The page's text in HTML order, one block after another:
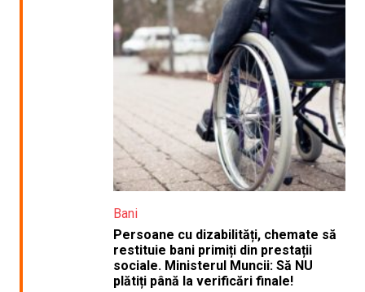
Bani
Persoane cu dizabilități, chemate să
restituie bani primiți din prestații
sociale. Ministerul Muncii: Să NU
plătiți până la verificări finale!